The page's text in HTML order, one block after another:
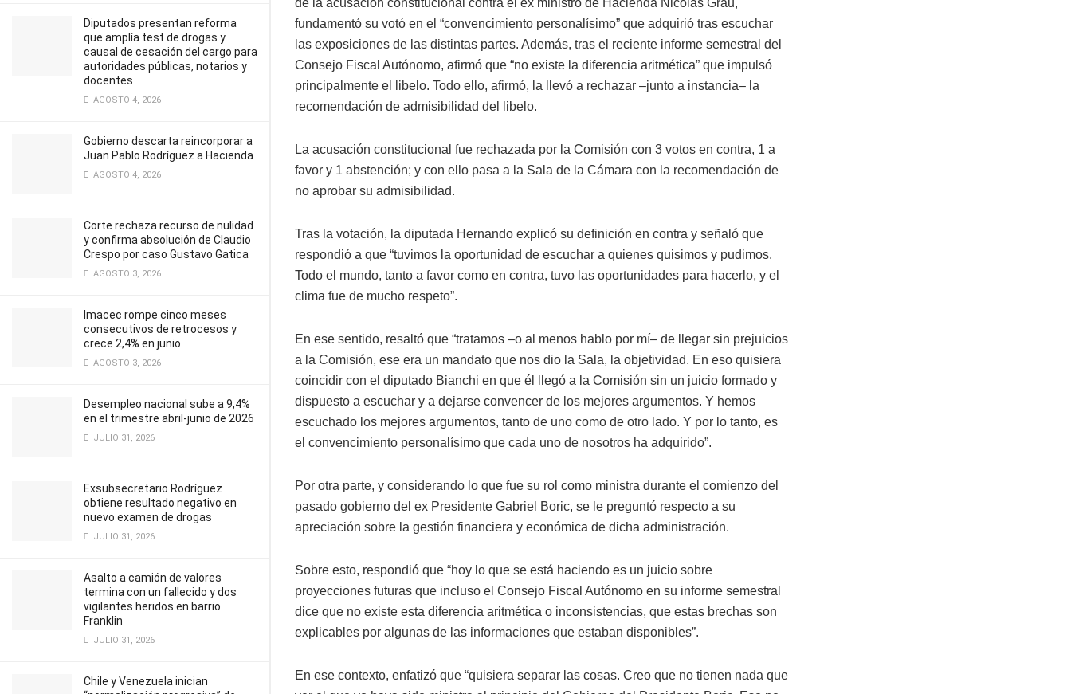
Diputados presentan reforma
que amplía test de drogas y
causal de cesación del cargo para
autoridades públicas, notarios y
docentes
AGOSTO 4, 2026
Gobierno descarta reincorporar a
Juan Pablo Rodríguez a Hacienda
AGOSTO 4, 2026
Corte rechaza recurso de nulidad
y confirma absolución de Claudio
Crespo por caso Gustavo Gatica
AGOSTO 3, 2026
Imacec rompe cinco meses
consecutivos de retrocesos y
crece 2,4% en junio
AGOSTO 3, 2026
Desempleo nacional sube a 9,4%
en el trimestre abril-junio de 2026
JULIO 31, 2026
Exsubsecretario Rodríguez
obtiene resultado negativo en
nuevo examen de drogas
JULIO 31, 2026
Asalto a camión de valores
termina con un fallecido y dos
vigilantes heridos en barrio
Franklin
JULIO 31, 2026
Chile y Venezuela inician
de la acusación constitucional contra el ex ministro de Hacienda Nicolás Grau,
fundamentó su votó en el “convencimiento personalísimo” que adquirió tras escuchar
las exposiciones de las distintas partes. Además, tras el reciente informe semestral del
Consejo Fiscal Autónomo, afirmó que “no existe la diferencia aritmética” que impulsó
principalmente el libelo. Todo ello, afirmó, la llevó a rechazar –junto a instancia– la
recomendación de admisibilidad del libelo.
La acusación constitucional fue rechazada por la Comisión con 3 votos en contra, 1 a
favor y 1 abstención; y con ello pasa a la Sala de la Cámara con la recomendación de
no aprobar su admisibilidad.
Tras la votación, la diputada Hernando explicó su definición en contra y señaló que
respondió a que “tuvimos la oportunidad de escuchar a quienes quisimos y pudimos.
Todo el mundo, tanto a favor como en contra, tuvo las oportunidades para hacerlo, y el
clima fue de mucho respeto”.
En ese sentido, resaltó que “tratamos –o al menos hablo por mí– de llegar sin prejuicios
a la Comisión, ese era un mandato que nos dio la Sala, la objetividad. En eso quisiera
coincidir con el diputado Bianchi en que él llegó a la Comisión sin un juicio formado y
dispuesto a escuchar y a dejarse convencer de los mejores argumentos. Y hemos
escuchado los mejores argumentos, tanto de uno como de otro lado. Y por lo tanto, es
el convencimiento personalísimo que cada uno de nosotros ha adquirido”.
Por otra parte, y considerando lo que fue su rol como ministra durante el comienzo del
pasado gobierno del ex Presidente Gabriel Boric, se le preguntó respecto a su
apreciación sobre la gestión financiera y económica de dicha administración.
Sobre esto, respondió que “hoy lo que se está haciendo es un juicio sobre
proyecciones futuras que incluso el Consejo Fiscal Autónomo en su informe semestral
dice que no existe esta diferencia aritmética o inconsistencias, que estas brechas son
explicables por algunas de las informaciones que estaban disponibles”.
En ese contexto, enfatizó que “quisiera separar las cosas. Creo que no tienen nada que